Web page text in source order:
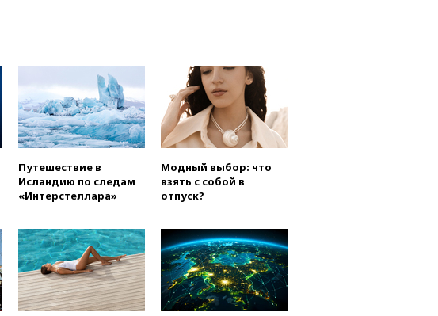
свыше 6,5 тысячи грузовиков
вчера, 20:53Швыдкой:
«Интервидение» точно
пройдет в 2026 году
вчера, 20:45ПВО за день
сбила еще 75 украинских
беспилотников над Россией
вчера, 20:35 Велосипедист
Белгородской области
вчера, 20:30Лидию Невзорову
заочно арестовали по делу о
финансировании
экстремизма
Путешествие в
Исландию по следам
«Интерстеллара»
Модный выбор: что
взять с собой в
отпуск?